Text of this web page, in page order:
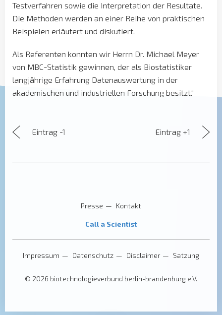
Testverfahren sowie die Interpretation der Resultate.
Die Methoden werden an einer Reihe von praktischen
Beispielen erläutert und diskutiert.
Als Referenten konnten wir Herrn Dr. Michael Meyer
von MBC-Statistik gewinnen, der als Biostatistiker
langjährige Erfahrung Datenauswertung in der
akademischen und industriellen Forschung besitzt.“
Eintrag +1
Eintrag -1
Presse Kontakt
Call a Scientist
Impressum Datenschutz Disclaimer Satzung
© 2026 biotechnologieverbund berlin-brandenburg e.V.